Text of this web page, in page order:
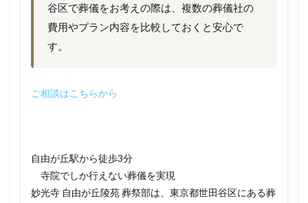
谷区で葬儀をお考えの際は、複数の葬儀社の
費用やプラン内容を比較しておくと安心で
す。
ご相談はこちらから
自由が丘駅から徒歩3分
寺院でしか行えない葬儀を実現
妙光寺 自由が丘陵苑 葬祭部は、東京都世田谷区にある葬